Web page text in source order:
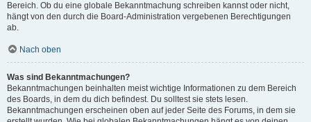
Bereich. Ob du eine globale Bekanntmachung schreiben kannst oder nicht,
hängt von den durch die Board-Administration vergebenen Berechtigungen
ab.
Nach oben
Was sind Bekanntmachungen?
Bekanntmachungen beinhalten meist wichtige Informationen zu dem Bereich
des Boards, in dem du dich befindest. Du solltest sie stets lesen.
Bekanntmachungen erscheinen oben auf jeder Seite des Forums, in dem sie